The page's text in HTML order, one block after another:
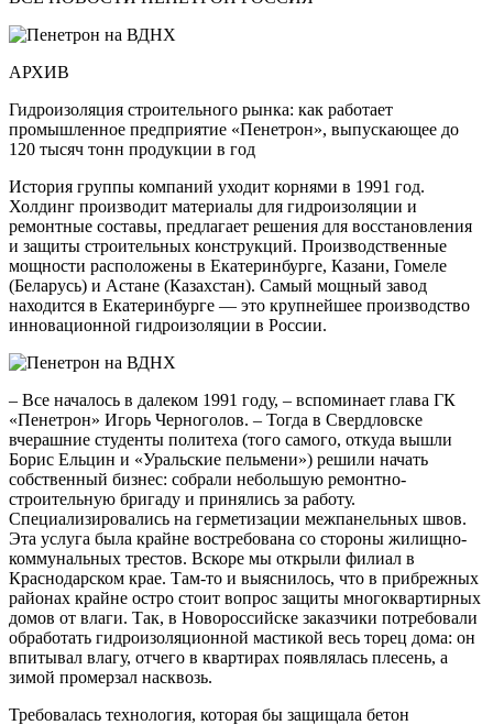
АРХИВ
Гидроизоляция строительного рынка: как работает
промышленное предприятие «Пенетрон», выпускающее до
120 тысяч тонн продукции в год
История группы компаний уходит корнями в 1991 год.
Холдинг производит материалы для гидроизоляции и
ремонтные составы, предлагает решения для восстановления
и защиты строительных конструкций. Производственные
мощности расположены в Екатеринбурге, Казани, Гомеле
(Беларусь) и Астане (Казахстан). Самый мощный завод
находится в Екатеринбурге — это крупнейшее производство
инновационной гидроизоляции в России.
– Все началось в далеком 1991 году, – вспоминает глава ГК
«Пенетрон» Игорь Черноголов. – Тогда в Свердловске
вчерашние студенты политеха (того самого, откуда вышли
Борис Ельцин и «Уральские пельмени») решили начать
собственный бизнес: собрали небольшую ремонтно-
строительную бригаду и принялись за работу.
Специализировались на герметизации межпанельных швов.
Эта услуга была крайне востребована со стороны жилищно-
коммунальных трестов. Вскоре мы открыли филиал в
Краснодарском крае. Там-то и выяснилось, что в прибрежных
районах крайне остро стоит вопрос защиты многоквартирных
домов от влаги. Так, в Новороссийске заказчики потребовали
обработать гидроизоляционной мастикой весь торец дома: он
впитывал влагу, отчего в квартирах появлялась плесень, а
зимой промерзал насквозь.
Требовалась технология, которая бы защищала бетон